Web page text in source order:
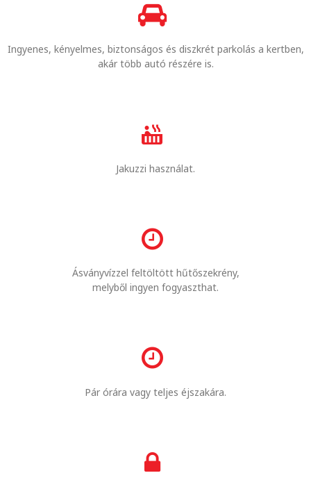
Ingyenes, kényelmes, biztonságos és diszkrét parkolás a kertben,
akár több autó részére is.
Jakuzzi használat.
Ásványvízzel feltöltött hűtőszekrény,
melyből ingyen fogyaszthat.
Pár órára vagy teljes éjszakára.